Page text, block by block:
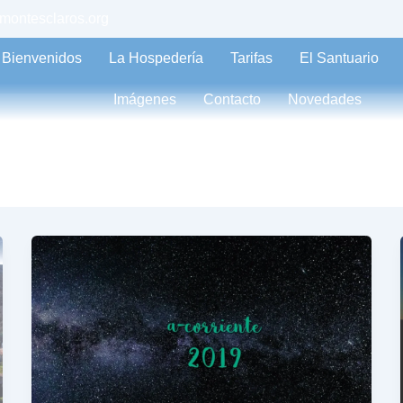
Bienvenidos La Hospedería Tarifas El Santuario
Imágenes Contacto Novedades